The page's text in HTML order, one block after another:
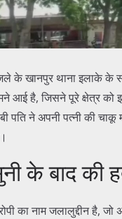
के खानपुर थाना इलाके के
आई है, जिसने पूरे क्षेत्र
पति ने अपनी पत्नी की चाकू
के बाद की
का नाम जलालुद्दीन है,